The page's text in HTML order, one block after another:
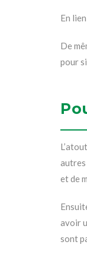
En
De
pour
autres
et de
avoir
sont